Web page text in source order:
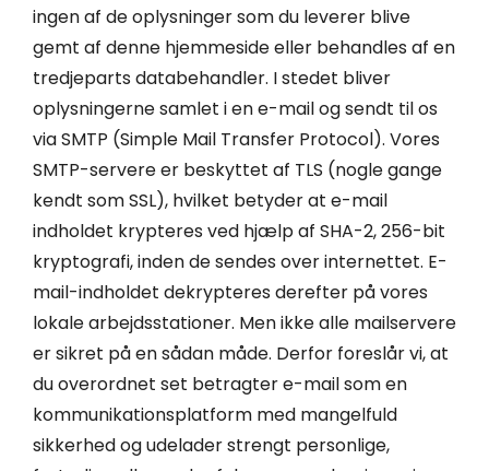
ingen af de oplysninger som du leverer blive
gemt af denne hjemmeside eller behandles af en
tredjeparts databehandler. I stedet bliver
oplysningerne samlet i en e-mail og sendt til os
via SMTP (Simple Mail Transfer Protocol). Vores
SMTP-servere er beskyttet af TLS (nogle gange
kendt som SSL), hvilket betyder at e-mail
indholdet krypteres ved hjælp af SHA-2, 256-bit
kryptografi, inden de sendes over internettet. E-
mail-indholdet dekrypteres derefter på vores
lokale arbejdsstationer. Men ikke alle mailservere
er sikret på en sådan måde. Derfor foreslår vi, at
du overordnet set betragter e-mail som en
kommunikationsplatform med mangelfuld
sikkerhed og udelader strengt personlige,